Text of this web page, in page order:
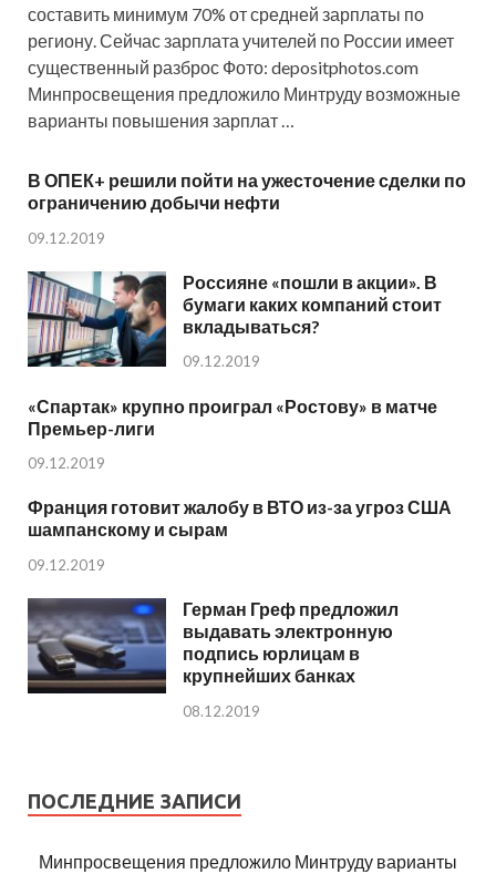
составить минимум 70% от средней зарплаты по
региону. Сейчас зарплата учителей по России имеет
существенный разброс Фото: depositphotos.com
Минпросвещения предложило Минтруду возможные
варианты повышения зарплат …
В ОПЕК+ решили пойти на ужесточение сделки по
ограничению добычи нефти
09.12.2019
Россияне «пошли в акции». В
бумаги каких компаний стоит
вкладываться?
09.12.2019
«Спартак» крупно проиграл «Ростову» в матче
Премьер-лиги
09.12.2019
Франция готовит жалобу в ВТО из-за угроз США
шампанскому и сырам
09.12.2019
Герман Греф предложил
выдавать электронную
подпись юрлицам в
крупнейших банках
08.12.2019
ПОСЛЕДНИЕ ЗАПИСИ
Минпросвещения предложило Минтруду варианты